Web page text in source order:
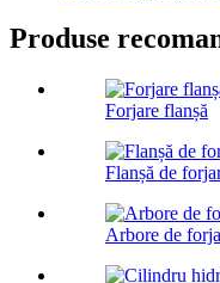
Produse
Forjare flanșă
Flanșă de
Arbore de